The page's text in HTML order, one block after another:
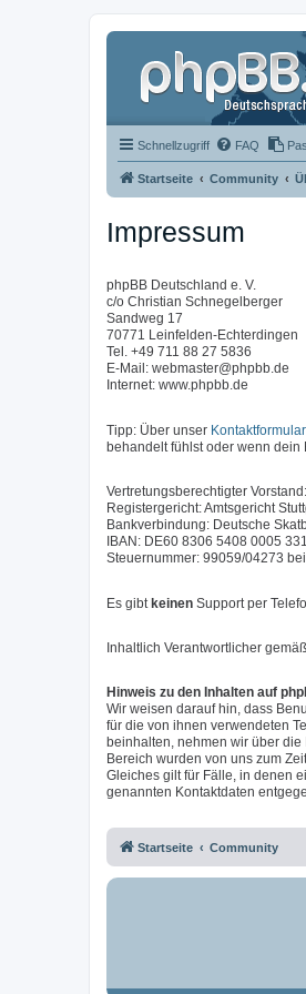
Schnellzugriff FAQ
Startseite Community
Impressum
phpBB Deutschland e. V.
c/o Christian Schnegelberger
Sandweg 17
70771 Leinfelden-Echterdingen
Tel. +49 711 88 27 5836
E-Mail: webmaster@phpbb.de
Internet: www.phpbb.de
Tipp: Über unser Kontaktformular
behandelt fühlst oder wenn dein
Vertretungsberechtigter
Registergericht: Amtsgericht
Bankverbindung: Deutsche
IBAN: DE60 8306 5408 0005
Steuernummer: 99059/04273
Es gibt keinen Support per
Inhaltlich Verantwortlicher
Hinweis zu den Inhalten auf
Wir weisen darauf hin, dass
für die von ihnen verwendeten
beinhalten, nehmen wir über
Bereich wurden von uns zum
Gleiches gilt für Fälle, in denen
genannten Kontaktdaten
Startseite Community